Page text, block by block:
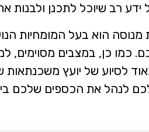
רב שיוכל לתכנן
מנוסה הוא בעל המומחיות
לסיוע של יועץ משכנתאות
לנהל את הכספים שלכם